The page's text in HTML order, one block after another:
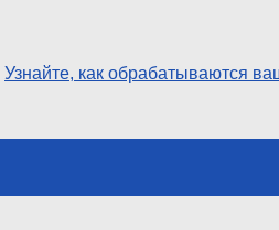
Узнайте, как обрабатываются